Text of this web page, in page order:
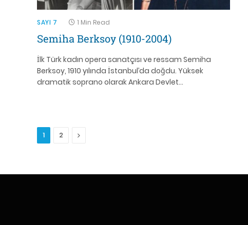
SAYI 7 1 Min Read
Semiha Berksoy (1910-2004)
İlk Türk kadın opera sanatçısı ve ressam Semiha
Berksoy, 1910 yılında İstanbul’da doğdu. Yüksek
dramatik soprano olarak Ankara Devlet…
1 2 Next